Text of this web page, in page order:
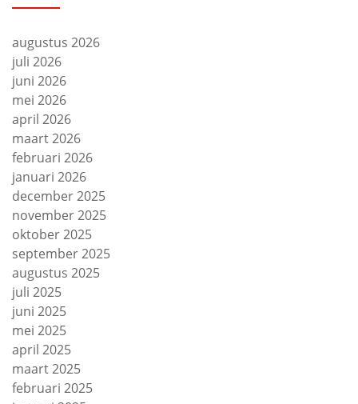
augustus 2026
juli 2026
juni 2026
mei 2026
april 2026
maart 2026
februari 2026
januari 2026
december 2025
november 2025
oktober 2025
september 2025
augustus 2025
juli 2025
juni 2025
mei 2025
april 2025
maart 2025
februari 2025